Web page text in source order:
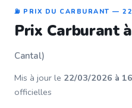
⛽ PRIX DU CARBURANT —
Prix Carburant
Cantal)
Mis à jour le 22/03/2026 à
officielles